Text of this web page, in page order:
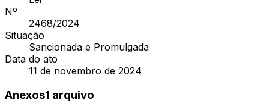
Nº
2468/2024
Situação
Sancionada e Promulgada
Data do ato
11 de novembro de 2024
Anexos1 arquivo